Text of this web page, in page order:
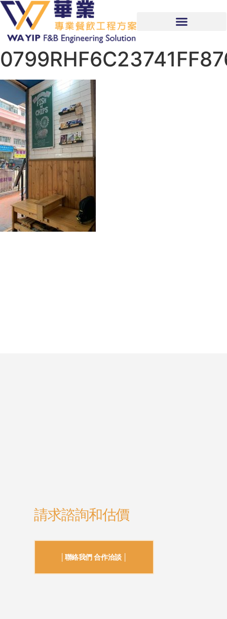
請求諮詢和估價
│聯絡我們 合作洽談 │